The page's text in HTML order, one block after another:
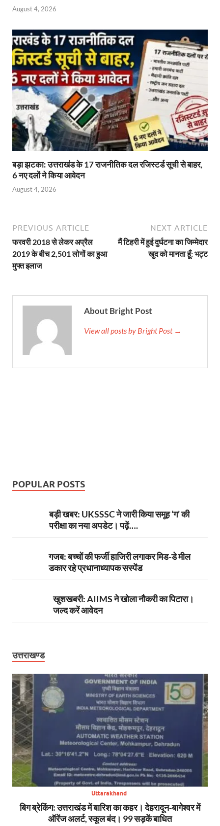
August 4, 2026
बड़ा झटका: उत्तराखंड के 17 राजनीतिक दल रजिस्टर्ड सूची से बाहर,
6 नए दलों ने किया आवेदन
August 4, 2026
PREVIOUS ARTICLE
फरवरी 2018 से लेकर अप्रैल
2019 के बीच 2,501 लोगों का हुआ
मुफ्त इलाज
NEXT ARTICLE
मैं टिहरी में हुई दुर्घटना का जिम्मेदार
खुद को मानता हूँ: भट्ट
About Bright Post
View all posts by Bright Post →
POPULAR POSTS
बड़ी खबर: UKSSSC ने जारी किया समूह ‘ग’ की
परीक्षा का नया अपडेट। पढ़ें….
गजब: बच्चों की फर्जी हाजिरी लगाकर मिड-डे मील
डकार रहे प्रधानाध्यापक सस्पेंड
खुशखबरी: AIIMS ने खोला नौकरी का पिटारा।
जल्द करें आवेदन
उत्तराखण्ड
Uttarakhand
बिग ब्रेकिंग: उत्तराखंड में बारिश का कहर। देहरादून-बागेश्वर में
ऑरेंज अलर्ट, स्कूल बंद। 99 सड़कें बाधित